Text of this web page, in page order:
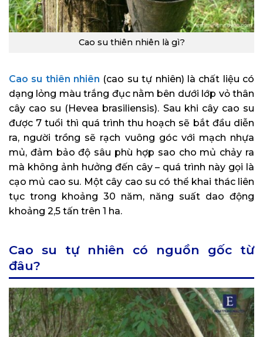
Cao su thiên nhiên là gì?
Cao su thiên nhiên (cao su tự nhiên) là chất liệu có
dạng lỏng màu trắng đục nằm bên dưới lớp vỏ thân
cây cao su (Hevea brasiliensis). Sau khi cây cao su
được 7 tuổi thì quá trình thu hoạch sẽ bắt đầu diễn
ra, người trồng sẽ rạch vuông góc với mạch nhựa
mủ, đảm bảo độ sâu phù hợp sao cho mủ chảy ra
mà không ảnh hưởng đến cây – quá trình này gọi là
cạo mủ cao su. Một cây cao su có thể khai thác liên
tục trong khoảng 30 năm, năng suất dao động
khoảng 2,5 tấn trên 1 ha.
Cao su tự nhiên có nguồn gốc từ
đâu?